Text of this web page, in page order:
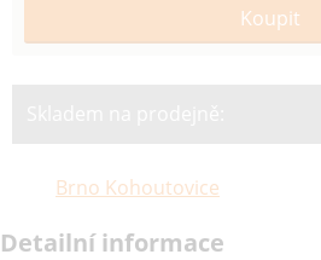
Brno Kohoutovice
Detailní informace